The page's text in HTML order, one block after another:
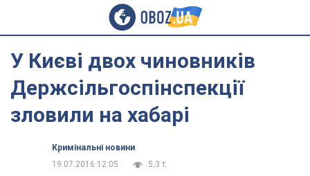
У Києві двох чиновників
Держсільгоспінспекції
зловили на хабарі
Кримінальні новини
19.07.2016 12:05
5,3 т.